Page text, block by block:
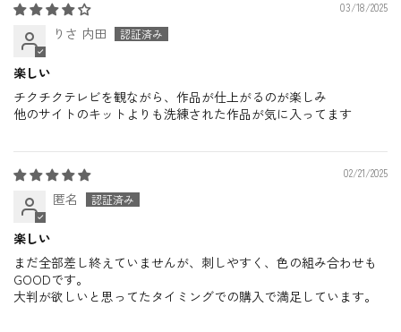
03/18/2025
りさ 内田
楽しい
チクチクテレビを観ながら、作品が仕上がるのが楽しみ
他のサイトのキットよりも洗練された作品が気に入ってます
02/21/2025
匿名
楽しい
まだ全部差し終えていませんが、刺しやすく、色の組み合わせも
GOODです。
大判が欲しいと思ってたタイミングでの購入で満足しています。